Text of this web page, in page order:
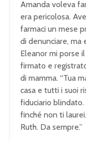
Amanda voleva
era pericolosa.
farmaci un mese
di denunciare, ma
Eleanor mi porse
firmato e
di mamma. “Tua
casa e tutti i suoi
fiduciario
finché non ti
Ruth. Da sempre.”